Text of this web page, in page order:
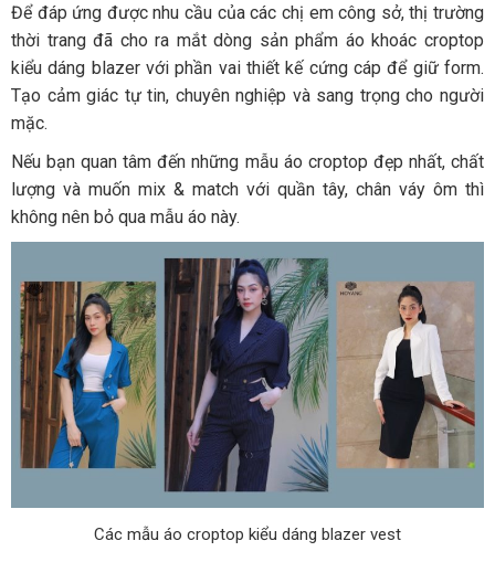
Để đáp ứng được nhu cầu của các chị em công sở, thị trường
thời trang đã cho ra mắt dòng sản phẩm áo khoác croptop
kiểu dáng blazer với phần vai thiết kế cứng cáp để giữ form.
Tạo cảm giác tự tin, chuyên nghiệp và sang trọng cho người
mặc.
Nếu bạn quan tâm đến những mẫu áo croptop đẹp nhất, chất
lượng và muốn mix & match với quần tây, chân váy ôm thì
không nên bỏ qua mẫu áo này.
Các mẫu áo croptop kiểu dáng blazer vest